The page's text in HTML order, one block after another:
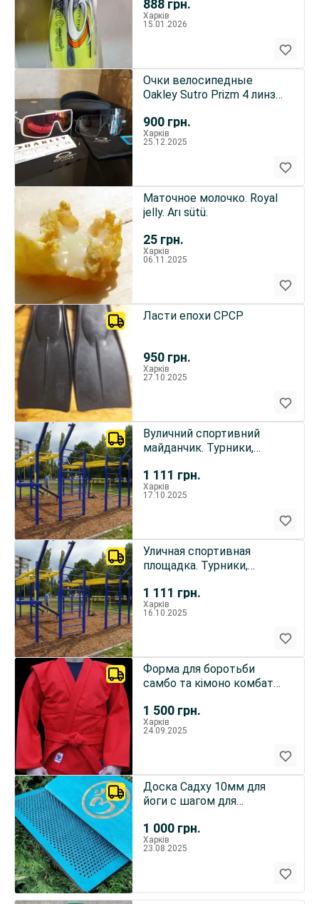
888 грн.
Харків
15.01.2026
900 грн.
Очки велосипедные
Oakley Sutro Prizm 4 линзы,
Харків
25.12.2025
25 грн.
Маточное молочко. Royal
jelly. Arı sütü.
Харків
06.11.2025
950 грн.
Ласти епохи СРСР
Харків
27.10.2025
1 111 грн.
Вуличний спортивний
майданчик. Турники,
тренажори...
Харків
17.10.2025
1 111 грн.
Уличная спортивная
площадка. Турники,
тренажоры...
Харків
16.10.2025
1 500 грн.
Форма для боротьби
самбо та кімоно комбат
Харків
24.09.2025
1 000 грн.
Доска Садху 10мм для
йоги с шагом для
Харків
23.08.2025